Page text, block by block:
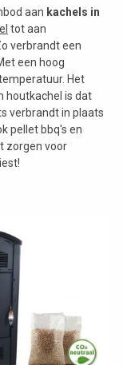
aan kachels in
tot aan
verbrandt een
een hoog
Het
houtkachel is dat
verbrandt in plaats
pellet bbq's en
zorgen voor